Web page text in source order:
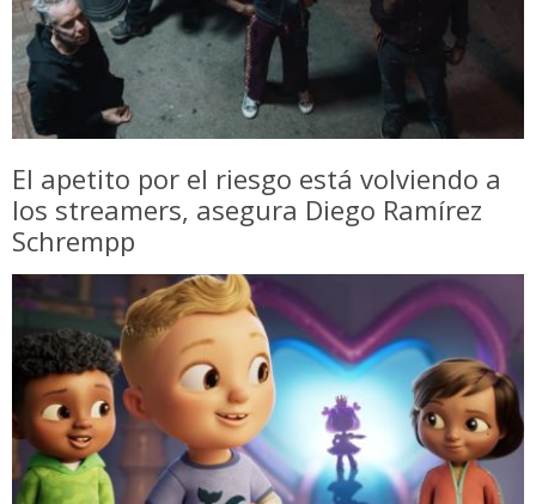
El apetito por el riesgo está volviendo a
los streamers, asegura Diego Ramírez
Schrempp